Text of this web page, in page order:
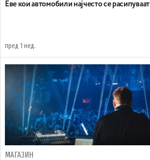
Еве кои автомобили најчесто се расипуваат
пред 1 нед.
МАГАЗИН